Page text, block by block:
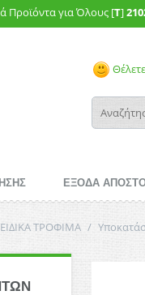
Προϊόντα για Όλους [T]
ΕΞΟΔΑ
ΕΙΔΙΚΑ ΤΡΟΦΙΜΑ /